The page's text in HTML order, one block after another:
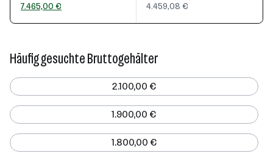
7.465,00 € 4.459,08 €
Häufig gesuchte Bruttogehälter
2.100,00 €
1.900,00 €
1.800,00 €